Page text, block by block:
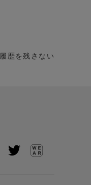
履歴を残さない